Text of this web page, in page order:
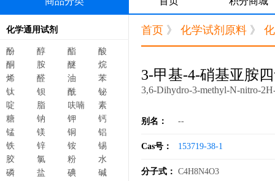
化学通用试剂
酚 醇 酯
酸
酮
胺 醚
烷
烯
醛 油
苯
钛
钡 酰
铋
啶
脂 呋喃
素
糖
钠 钾
钙
锰
镁 铜
铝
铁
锌 铵
锡
胶
氯 粉
水
磷
盐 碘
碱
首页 》 化学试剂原料 》
3-甲基-4-硝基亚胺
3,6-Dihydro-3-methyl-N-nitro-
别名： --
Cas号： 153719-38-1
分子式： C4H8N4O3